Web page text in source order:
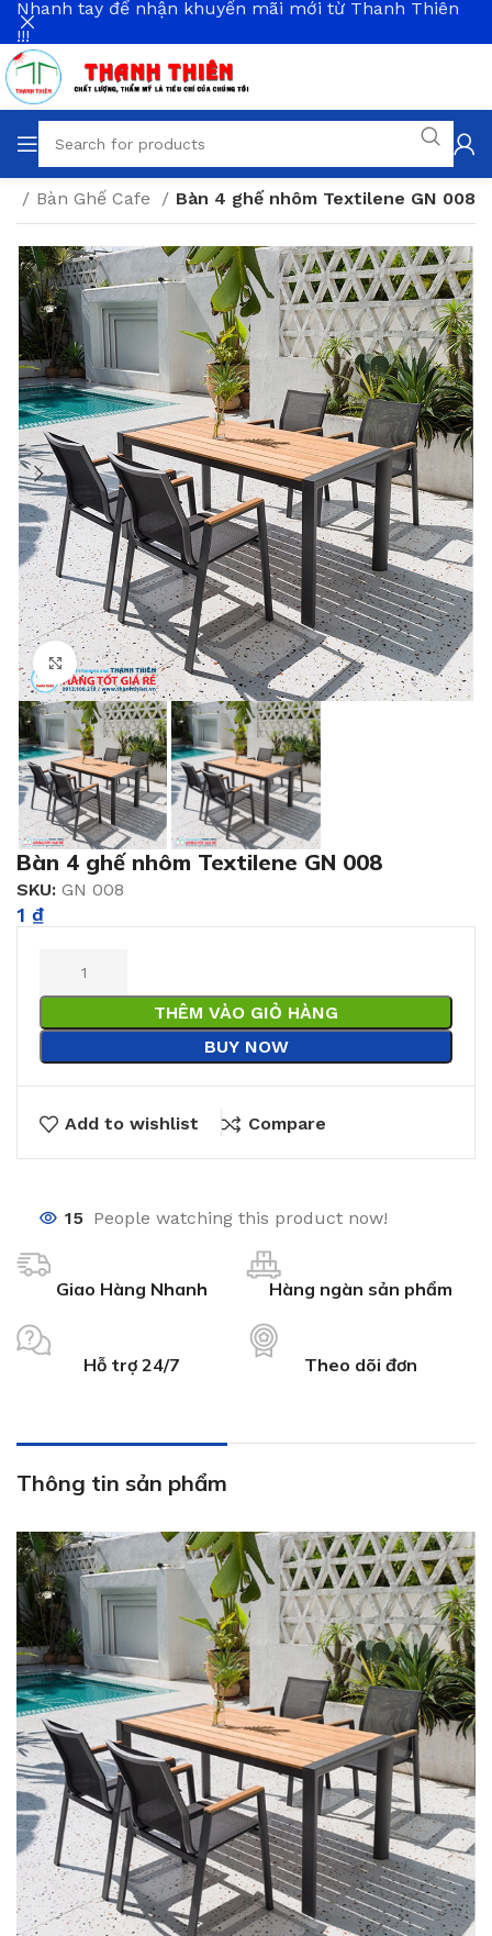
Bàn Ghế Cafe Bàn 4 ghế nhôm Textilene GN 008
Click to enlarge
Bàn 4 ghế nhôm Textilene GN 008
SKU: GN 008
1 ₫
THÊM VÀO GIỎ HÀNG
BUY NOW
Add to wishlist Compare
15 People watching this product now!
Giao Hàng Nhanh Hàng ngàn sản phẩm
Hỗ trợ 24/7 Theo dõi đơn
Thông tin sản phẩm
Nhanh tay để nhận khuyến mãi mới từ Thanh Thiên
!!!